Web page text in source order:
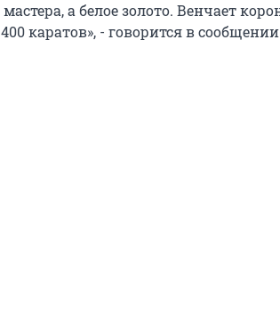
а белое золото. Венчает
каратов», - говорится в